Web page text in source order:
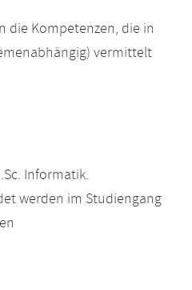
die Kompetenzen, die in
vermittelt
Informatik.
werden im Studiengang